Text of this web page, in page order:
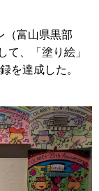
（富山県黒部
、「塗り絵」
を達成した。